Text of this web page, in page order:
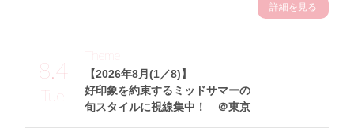
詳細を見る
8.4
Tue
【2026年8月(1／8)】
好印象を約束するミッドサマーの
旬スタイルに視線集中！ ＠東京
Theme